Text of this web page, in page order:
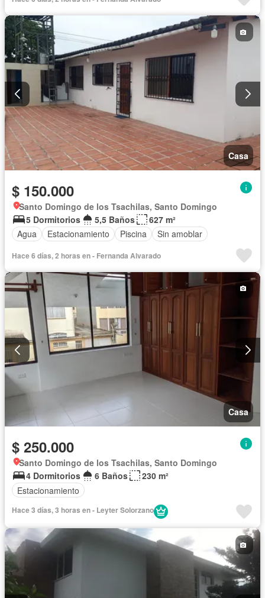
Casa
$ 150.000
Santo Domingo de los Tsachilas, Santo Domingo
5 Dormitorios
5,5 Baños
627 m²
Agua
Estacionamiento Piscina Sin amoblar
Hace 6 días, 2 horas en - Fernanda Alvarado
Casa
$ 250.000
Santo Domingo de los Tsachilas, Santo Domingo
4 Dormitorios
6 Baños
230 m²
Estacionamiento
Hace 3 días, 3 horas en - Leyter Solorzano